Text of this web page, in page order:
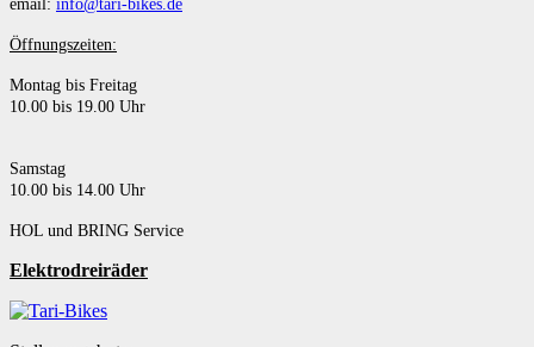
email: info@tari-bikes.de
Öffnungszeiten:
Montag bis Freitag
10.00 bis 19.00 Uhr
Samstag
10.00 bis 14.00 Uhr
HOL und BRING Service
Elektrodreiräder